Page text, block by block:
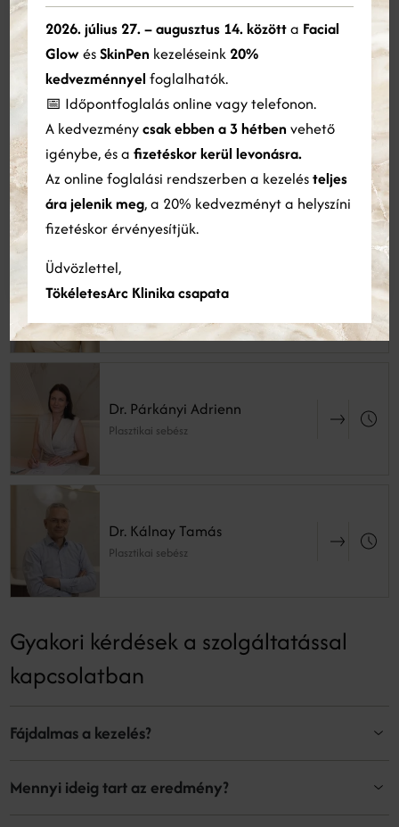
Masseter botox
30 perc
125 000 Ft
Szakemberek, akik a kezeléseket
végzik
Dr. Beke Dóra
Dr. Párkányi Adrienn
Plasztikai sebész
Dr. Kálnay Tamás
Plasztikai sebész
Gyakori kérdések a szolgáltatással
kapcsolatban
Fájdalmas a kezelés?
Mennyi ideig tart az eredmény?
2026. július 27. – augusztus 14. közötta Facial
GlowésSkinPen kezeléseink 20%
kedvezménnyel foglalhatók.
📅 Időpontfoglalás online vagy telefonon.
A kedvezménycsak ebben a 3 hétben vehető
igénybe, és a fizetéskor kerül levonásra.
Az online foglalási rendszerben a kezelésteljes
ára jelenik meg, a 20% kedvezményt a helyszíni
fizetéskor érvényesítjük.
Üdvözlettel,
TökéletesArc Klinika csapata
Ez a weboldal sütiket használ
Cookie-kat használunk a tartalom, a hirdetések személyre
szabására és a forgalom elemzésére. Webhelyünk Ön általi
használatára vonatkozó információkat megosztjuk hirdetési és
elemző partnereinkkel is, akik egyesíthetik azokat más
információkkal, amelyeket Ön biztosított számukra, vagy
amelyeket a szolgáltatásaik Ön általi használatából gyűjtöttek
össze.
Bővebben
ÖSSZES ELFOGADÁSA
ÖSSZES ELUTASÍTÁSA